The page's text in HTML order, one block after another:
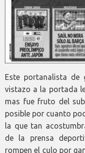
Este portanalista de
vistazo a la portada
mas fue fruto del
posible por cuanto
la que tan
de la prensa
rompen el culo por